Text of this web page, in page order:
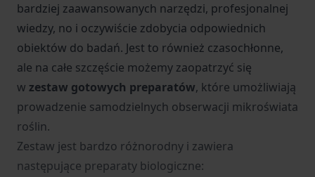
bardziej zaawansowanych narzędzi, profesjonalnej
wiedzy, no i oczywiście zdobycia odpowiednich
obiektów do badań. Jest to również czasochłonne,
ale na całe szczęście możemy zaopatrzyć się
w zestaw gotowych preparatów, które umożliwiają
prowadzenie samodzielnych obserwacji mikroświata
roślin.
Zestaw jest bardzo różnorodny i zawiera
następujące preparaty biologiczne: